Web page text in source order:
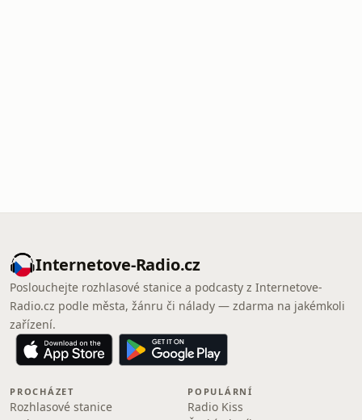
Internetove-Radio.cz
Poslouchejte rozhlasové stanice a podcasty z Internetove-
Radio.cz podle města, žánru či nálady — zdarma na jakémkoli
zařízení.
PROCHÁZET
Rozhlasové stanice
POPULÁRNÍ
Radio Kiss